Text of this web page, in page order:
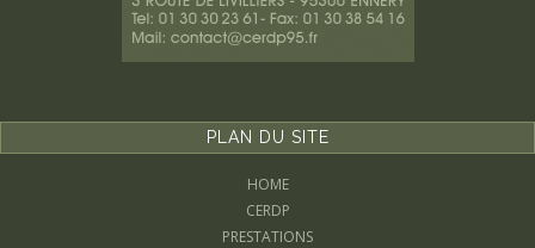
PLAN DU SITE
HOME
CERDP
PRESTATIONS